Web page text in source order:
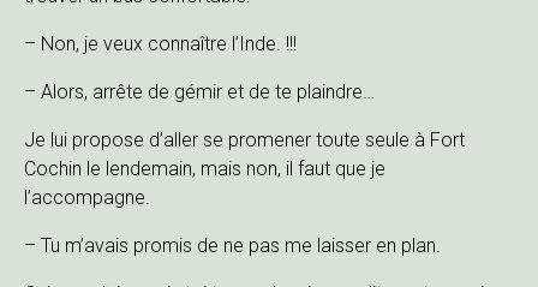
– Non, je veux connaître l’Inde. !!!
– Alors, arrête de gémir et de te plaindre…
Je lui propose d’aller se promener toute seule à Fort
Cochin le lendemain, mais non, il faut que je
l’accompagne.
– Tu m’avais promis de ne pas me laisser en plan.